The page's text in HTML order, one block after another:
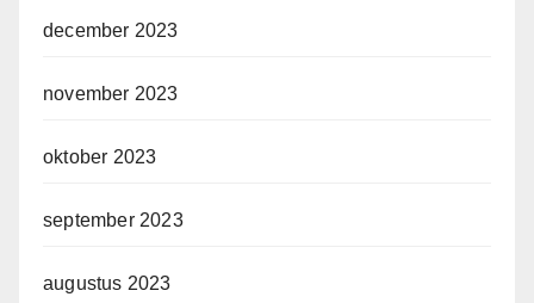
december 2023
november 2023
oktober 2023
september 2023
augustus 2023